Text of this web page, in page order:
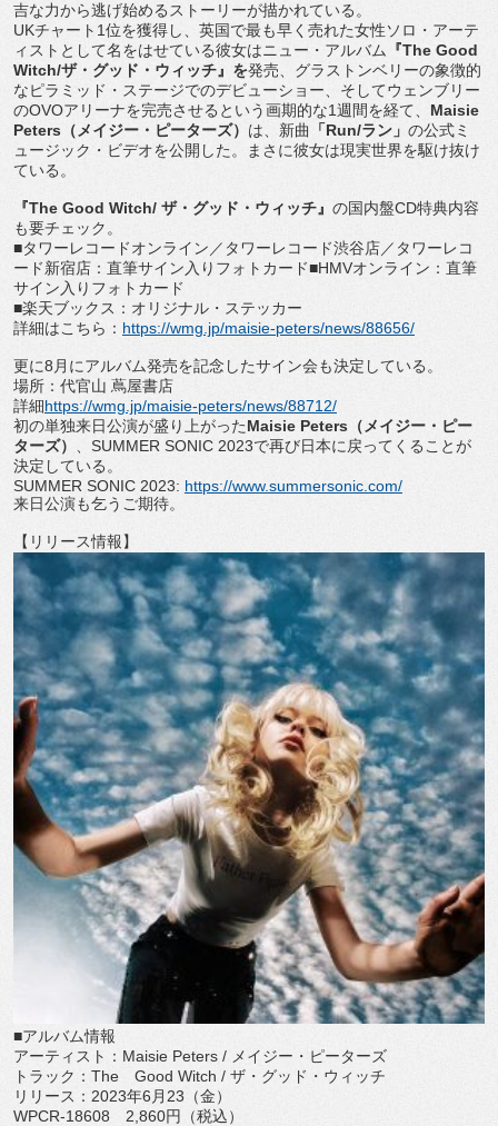
吉な力から逃げ始めるストーリーが描かれている。
UKチャート 1位を獲得し、英国で最も早く売れた女性ソロ・ アーテ
ィストとして名をはせている彼女はニュー・アルバム
『The Good
Witch/ザ・グッド・ウィッチ』を発売、 グラストンベリーの象徴的
なピラミッド・ ステージでのデビューショー、そしてウェンブリー
のOVOアリーナを完売させるという画期的な1週間を経て、 Maisie
Peters （メイジー・ピーターズ） は、新曲 「Run/ラン」 の公式ミ
ュージック・ビデオを公開した。
まさに彼女は現実世界を駆け抜け
ている。
『The Good Witch/ ザ・グッド・ウィッチ』 の国内盤CD特典内容
も要チェック。
■タワーレコードオンライン／タワーレコード渋谷店／ タワーレコ
ード新宿店：直筆サイン入りフォトカード■HMVオンライン：直筆
サイン入りフォトカード
■楽天ブックス：オリジナル・ステッカー
詳細はこちら： https://wmg.jp/maisie-peters/news/88656/
更に8 月にアルバム発売を記念したサイン会も決定している。
場所：代官山 蔦屋書店
詳細https://wmg.jp/maisie-peters/news/88712/
初の単独来日公演が盛り上がったMaisie Peters （ メイジー・ピー
ターズ）
SUMMER SONIC 2023で再び日本に戻ってくることが
決定している。
SUMMER SONIC 2023: https://www.summersonic. com/
来日公演も乞うご期待。
【リリース情報】
■アルバム情報
アーティスト： Maisie Peters / メイジー・ ピーターズ
トラック： The Good Witch / ザ・グッド・ウィッチ
リリース： 2023年6 月 23 （金）
WPCR-18608
2,860円（税込）